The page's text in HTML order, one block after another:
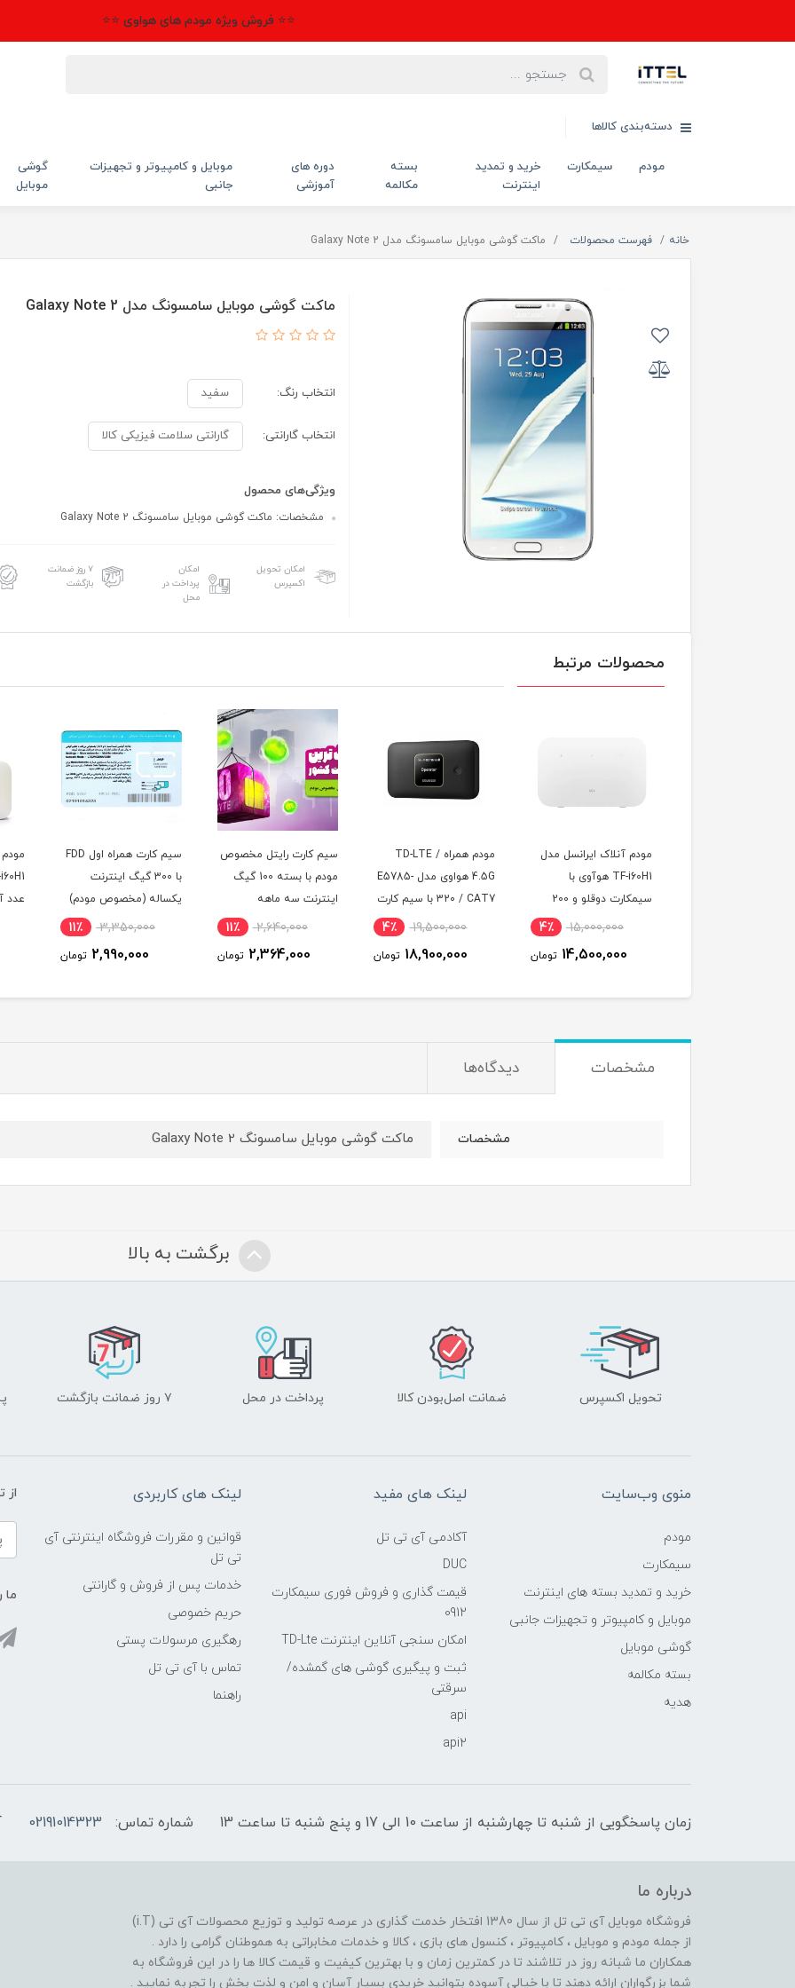
⭐⭐ فروش ویژه مودم های هواوی ⭐⭐
دسته‌بندی کالاها
مودم سیمکارت
خرید و تمدید
اینترنت
بسته
مکالمه
دوره های
آموزشی
موبایل و کامپیوتر و تجهیزات
جانبی
گوشی
موبایل
خانه فهرست محصولات ماکت گوشی موبایل سامسونگ مدل Galaxy Note 2
ماکت گوشی موبایل سامسونگ مدل Galaxy Note 2
انتخاب رنگ: سفید
انتخاب گارانتی: گارانتی سلامت فیزیکی کالا
ویژگی‌های محصول
مشخصات: ماکت گوشی موبایل سامسونگ Galaxy Note 2
امکان تحویل
اکسپرس
امکان
پرداخت در
محل
۷ روز ضمانت
بازگشت
محصولات مرتبط
مودم همراه TD-LTE /
320 / CAT7 با سیم کارت
TD-LTE و اینترنت 100 19,500,000 4٪
18,900,000 تومان
سیم کارت رایتل مخصوص
مودم با بسته 100 گیگ
اینترنت سه ماهه
2,640,000 11٪
2,364,000 تومان
سیم کارت همراه اول FDD
با 300 گیگ اینترنت
یکساله (مخصوص مودم)
3,350,000 11٪
2,990,000 تومان
مودم آنلاک ایرانسل مدل
عدد آنتن اکسترنال 19
13,500,000 5٪
12,890,000 تومان
مشخصات دیدگاه‌ها
مشخصات ماکت گوشی موبایل سامسونگ Galaxy Note 2
برگشت به بالا
تحویل اکسپرس ضمانت اصل‌بودن کالا پرداخت در محل ۷ روز ضمانت بازگشت
منوی وب‌سایت
مودم
سیمکارت
خرید و تمدید بسته های اینترنت
موبایل و کامپیوتر و تجهیزات جانبی
گوشی موبایل
بسته مکالمه
هدیه
لینک های مفید
آکادمی آی تی تل
DUC
قیمت گذاری و فروش فوری سیمکارت
0912
امکان سنجی آنلاین اینترنت TD-Lte
ثبت و پیگیری گوشی های گمشده/
سرقتی
api
api2
لینک های کاربردی
قوانین و مقررات فروشگاه اینترنتی آی
تی تل
خدمات پس از فروش و گارانتی
حریم خصوصی
رهگیری مرسولات پستی
تماس با آی تی تل
راهنما
از
ما
زمان پاسخگویی از شنبه تا چهارشنبه از ساعت 10 الی 17 و پنج شنبه تا ساعت 13 شماره تماس: 02191014323
درباره ما
فروشگاه موبایل آی تی تل از سال 1380 افتخار خدمت گذاری در عرصه تولید و توزیع محصولات آی تی (i.T)
از جمله مودم و موبایل ، کامپیوتر ، کنسول های بازی ، کالا و خدمات مخابراتی به هموطنان گرامی را دارد .
همکاران ما شبانه روز در تلاشند تا در کمترین زمان و با بهترین کیفیت و قیمت کالا ها را در این فروشگاه به
شما بزرگواران ارائه دهند تا با خیالی آسوده بتوانید خریدی بسیار آسان و امن و لذت بخش را تجربه نمایید .